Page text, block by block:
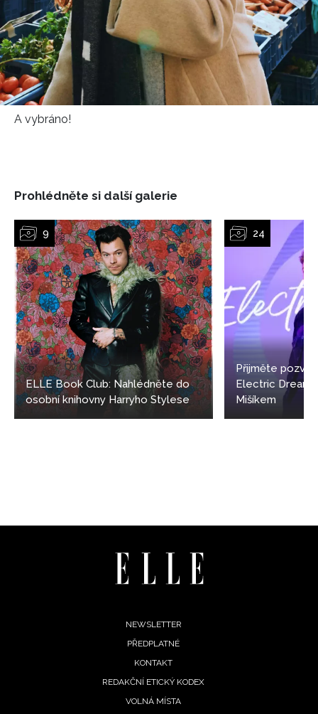
Přihlášením k newsletteru souhlasíte s
podmínkami společnosti BurdaMedia Extra s.r.o.
- BurdaMedia Extra s.r.o. bude s
Vašimi údaji pracovat zejména k organizaci a
Chcete navíc dostávat i další zajímavé a exkluzivní
informace od našich partnerů? Pokud souhlasíte se
A vybráno!
Prohlédněte si další galerie
ELLE Book Club: Nahlédněte do
osobní knihovny Harryho Stylese
Přijměte
Electric
Mišíkem
NEWSLETTER
PŘEDPLATNÉ
KONTAKT
REDAKČNÍ ETICKÝ KODEX
VOLNÁ MÍSTA